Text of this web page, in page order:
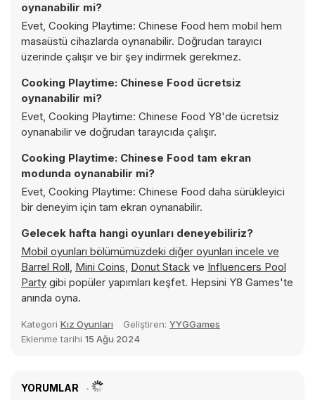
oynanabilir mi?
Evet, Cooking Playtime: Chinese Food hem mobil hem
masaüstü cihazlarda oynanabilir. Doğrudan tarayıcı
üzerinde çalışır ve bir şey indirmek gerekmez.
Cooking Playtime: Chinese Food ücretsiz
oynanabilir mi?
Evet, Cooking Playtime: Chinese Food Y8'de ücretsiz
oynanabilir ve doğrudan tarayıcıda çalışır.
Cooking Playtime: Chinese Food tam ekran
modunda oynanabilir mi?
Evet, Cooking Playtime: Chinese Food daha sürükleyici
bir deneyim için tam ekran oynanabilir.
Gelecek hafta hangi oyunları deneyebiliriz?
Mobil oyunları bölümümüzdeki diğer oyunları incele ve
Barrel Roll, Mini Coins, Donut Stack ve Influencers Pool
Party gibi popüler yapımları keşfet. Hepsini Y8 Games'te
anında oyna.
Kategori Kız Oyunları Geliştiren: YYGGames
Eklenme tarihi 15 Ağu 2024
YORUMLAR